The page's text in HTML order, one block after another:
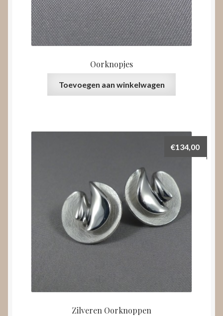
Oorknopjes
Toevoegen aan winkelwagen
Zilveren Oorknoppen
€134,00